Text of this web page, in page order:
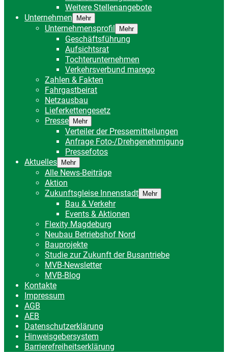
Weitere Stellenangebote
Unternehmen
Mehr
Unternehmensprofil Mehr
Geschäftsführung
Aufsichtsrat
Tochterunternehmen
Verkehrsverbund marego
Zahlen & Fakten
Fahrgastbeirat
Netzausbau
Lieferkettengesetz
Presse
Mehr
Verteiler der Pressemitteilungen
Anfrage Foto-/Drehgenehmigung
Pressefotos
Aktuelles
Mehr
Alle News-Beiträge
Aktion
Zukunftsgleise Innenstadt
Mehr
Bau & Verkehr
Events & Aktionen
Flexity Magdeburg
Neubau Betriebshof Nord
Bauprojekte
Studie zur Zukunft der Busantriebe
MVB-Newsletter
MVB-Blog
Kontakte
Impressum
AGB
AEB
Datenschutzerklärung
Hinweisgebersystem
Barrierefreiheitserklärung